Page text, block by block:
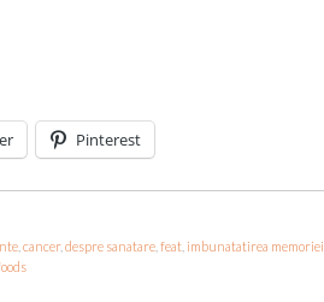
Pinterest
cancer, despre sanatare feat imbunatatirea memoriei